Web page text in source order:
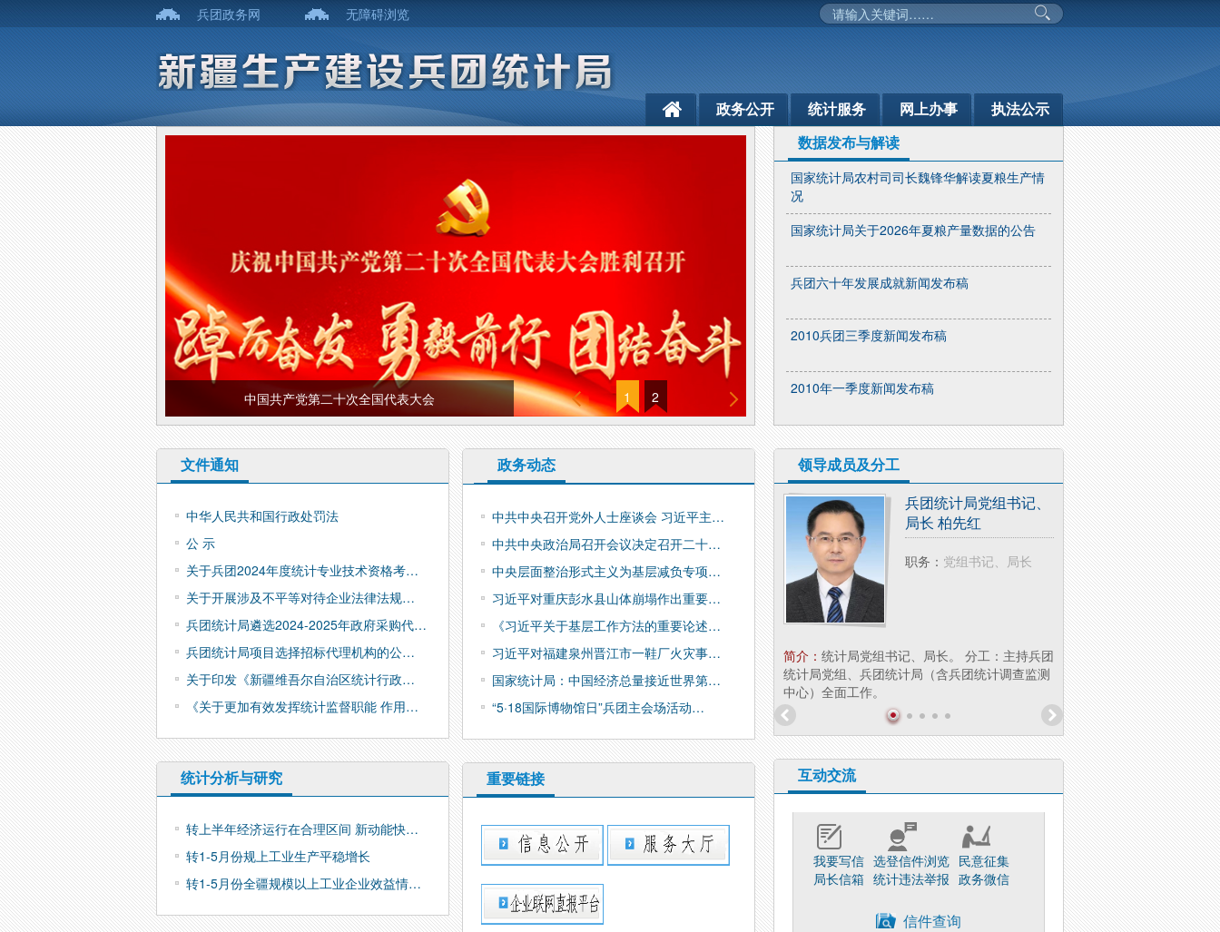
兵团政务网 无障碍浏览
政务公开 统计服务 网上办事 执法公示
中国共产党第二十次全国代表大会 部门动态
1 2
数据发布与解读
国家统计局农村司司长魏锋华解读夏粮生产情
况
国家统计局关于2026年夏粮产量数据的公告
兵团六十年发展成就新闻发布稿
2010兵团三季度新闻发布稿
2010年一季度新闻发布稿
文件通知
中华人民共和国行政处罚法
公 示
关于兵团2024年度统计专业技术资格考…
关于开展涉及不平等对待企业法律法规…
兵团统计局遴选2024-2025年政府采购代…
兵团统计局项目选择招标代理机构的公…
关于印发《新疆维吾尔自治区统计行政…
《关于更加有效发挥统计监督职能 作用…
政务动态
中共中央召开党外人士座谈会 习近平主…
中共中央政治局召开会议决定召开二十…
中央层面整治形式主义为基层减负专项…
习近平对重庆彭水县山体崩塌作出重要…
《习近平关于基层工作方法的重要论述…
习近平对福建泉州晋江市一鞋厂火灾事…
国家统计局：中国经济总量接近世界第…
“5·18国际博物馆日”兵团主会场活动…
统计分析与研究
转上半年经济运行在合理区间 新动能快…
转1-5月份规上工业生产平稳增长
转1-5月份全疆规模以上工业企业效益情…
重要链接
领导成员及分工
兵团统计局副局长 陈
淑清
职务： 副局长
简介：陈淑清，女，汉族，硕士研究生学历，经
济学硕士，兵团统计局副局长（援疆）。 分工：
分管政策法规研究...
兵团统计局党组书记、
局长 柏先红
职务： 党组书记、局长
简介： 统计局党组书记、局长。 分工：主持兵团
统计局党组、兵团统计局（含兵团统计调查监测
中心）全面工作。
兵团
副局
职务：
简介：李 萍，女，汉族，大
兵团统计局党组成员、副局
业统计处（社会科技...
互动交流
我要写信
局长信箱
选登信件浏览
统计违法举报
民意征集
政务微信
信件查询